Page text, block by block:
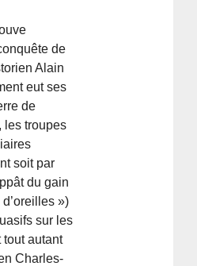
de
Alain
eut ses
de
les troupes
soit par
du gain
»)
sur les
autant
Charles-